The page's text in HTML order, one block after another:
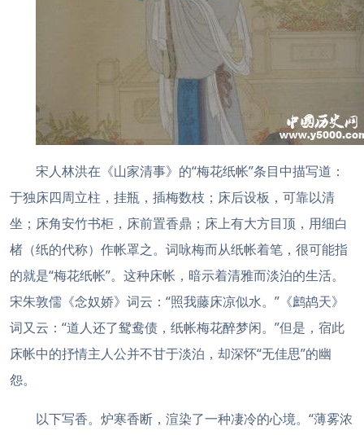
宋人林洪在《山家清事》的“梅花纸帐”条目中描写道：
于独床四周立柱，挂瓶，插梅数枝；床后设板，可靠以清
坐；床角安竹书柜，床前置香鼎；床上有大方目顶，用细白
楮（纸的代称）作帐罩之。词咏梅而从纸帐着笔，很可能指
的就是“梅花纸帐”。这种床帐，暗示着清雅而淡泊的生活。
宋朱敦儒《念奴娇》词云：“照我藤床凉似水。”《鹧鸪天》
词又云：“道人还了鸳鸯债，纸帐梅花醉梦闲。”但是，宿此
床帐中的抒情主人公并不甘于淡泊，却深怀“无佳思”的幽
怨。
以下写香。炉寒香断，渲染了一种凄冷的心境。“薄雾浓